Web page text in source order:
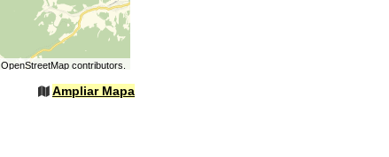
OpenStreetMapcontributors.
Ampliar Mapa